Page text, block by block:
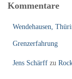
Kommentare
Wendehausen,
Grenzerfahrung
Jens Schärff zu